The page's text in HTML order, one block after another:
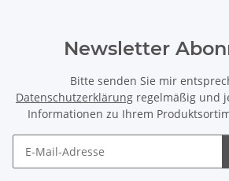
Newsletter
Bitte senden Sie mir
Datenschutzerklärung regelmäßig und
Informationen zu Ihrem